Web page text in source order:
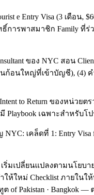
e Entry Visa (3 เดือน,
การพาสมาชิก Family ที่
ของ NYC สอน
นก้อนใหญ่ที่เข้าบัญชี), (4)
to Return ของหน่วย
Playbook เฉพาะสำหรับ
เคล็ดที่ 1: Entry Visa
เปลี่ยนแปลงตามนโยบาย
ใหม่ Checklist ภายในให้
Pakistan · Bangkok